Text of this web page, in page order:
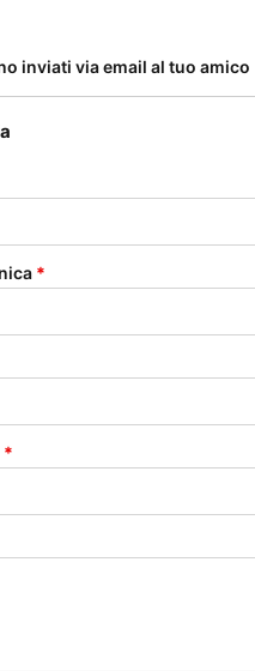
inviati via email al tuo amico
*
*